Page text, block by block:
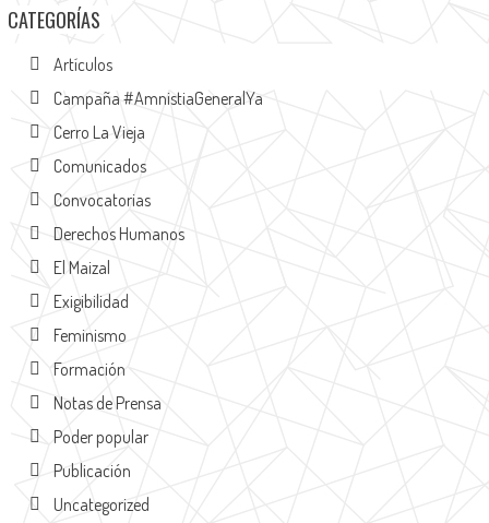
CATEGORÍAS
Artículos
Campaña #AmnistiaGeneralYa
Cerro La Vieja
Comunicados
Convocatorias
Derechos Humanos
El Maizal
Exigibilidad
Feminismo
Formación
Notas de Prensa
Poder popular
Publicación
Uncategorized